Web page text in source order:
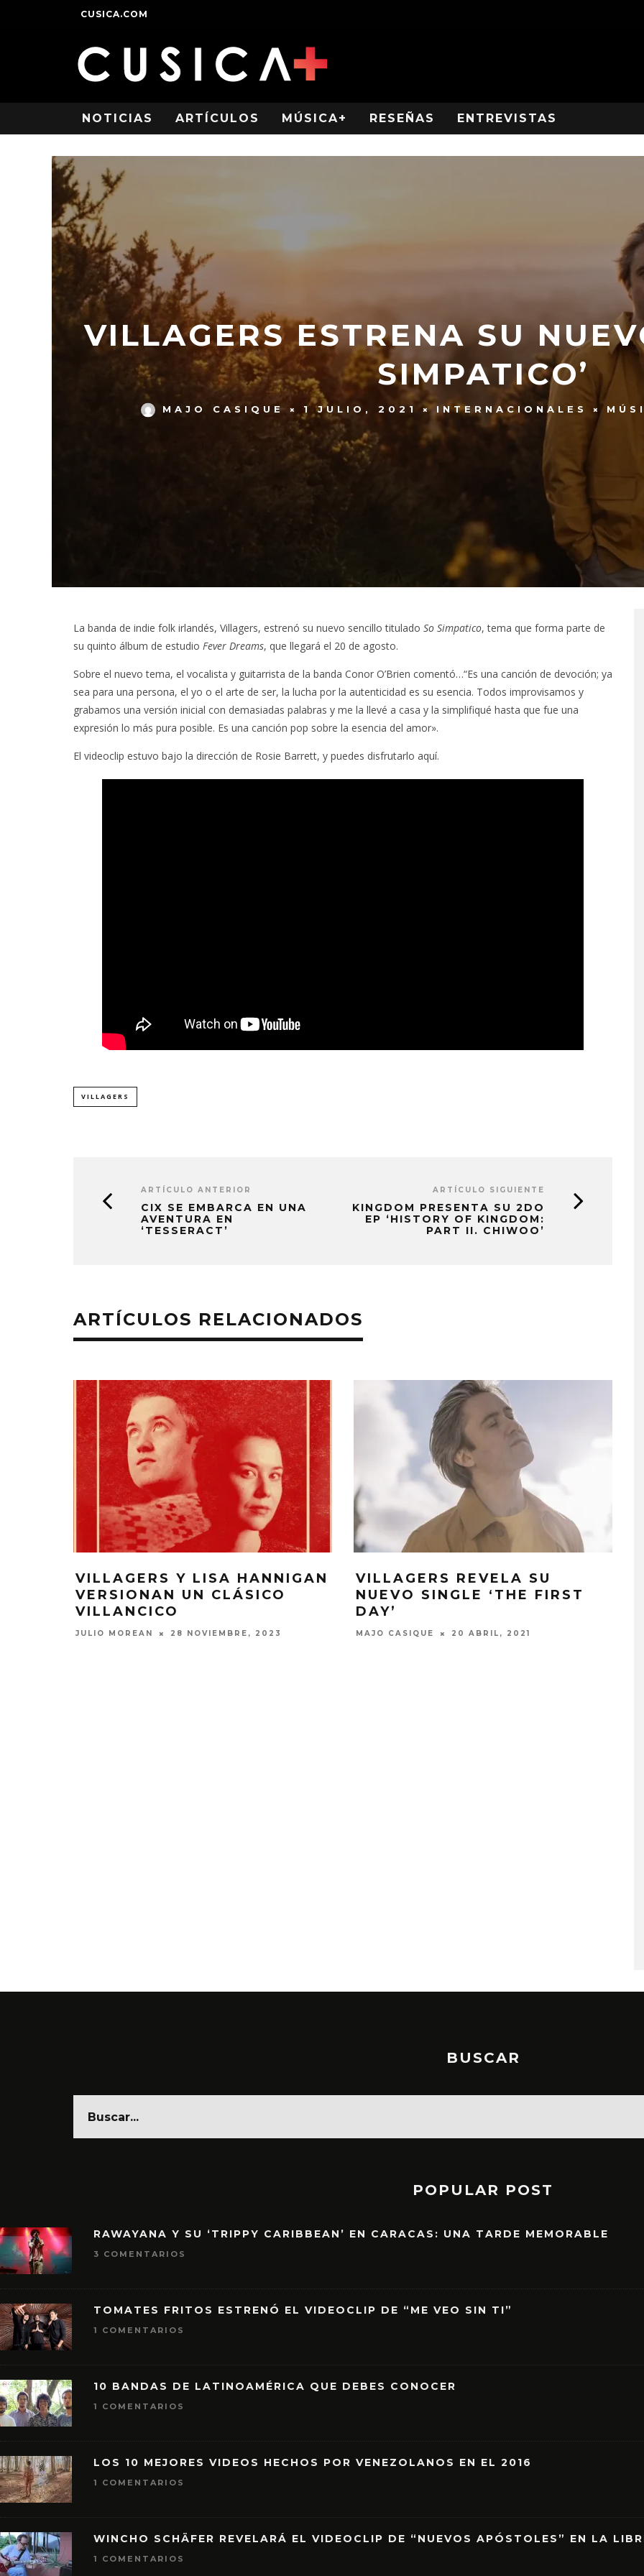
CUSICA.COM
NOTICIAS ARTÍCULOS MÚSICA+ RESEÑAS ENTREVISTAS
VILLAGERS ESTRENA SU
SIMPATICO’
MAJO CASIQUE 1 JULIO, 2021 INTERNACIONALES
La banda de indie folk irlandés, Villagers, estrenó su nuevo sencillo titulado So Simpatico, tema que forma parte de
su quinto álbum de estudio Fever Dreams, que llegará el 20 de agosto.
Sobre el nuevo tema, el vocalista y guitarrista de la banda Conor O’Brien comentó…“Es una canción de devoción; ya
sea para una persona, el yo o el arte de ser, la lucha por la autenticidad es su esencia. Todos improvisamos y
grabamos una versión inicial con demasiadas palabras y me la llevé a casa y la simplifiqué hasta que fue una
expresión lo más pura posible. Es una canción pop sobre la esencia del amor».
El videoclip estuvo bajo la dirección de Rosie Barrett, y puedes disfrutarlo aquí.
VILLAGERS
ARTÍCULO ANTERIOR
CIX SE EMBARCA EN UNA
AVENTURA EN
‘TESSERACT’
ARTÍCULO SIGUIENTE
KINGDOM PRESENTA SU 2DO
EP ‘HISTORY OF KINGDOM:
PART II. CHIWOO’
ARTÍCULOS RELACIONADOS
VILLAGERS Y LISA HANNIGAN
VERSIONAN UN CLÁSICO
VILLANCICO
JULIO MOREAN 28 NOVIEMBRE, 2023
VILLAGERS REVELA SU
NUEVO SINGLE ‘THE FIRST
DAY’
MAJO CASIQUE 20 ABRIL, 2021
BUSCAR
POPULAR POST
RAWAYANA Y SU ‘TRIPPY CARIBBEAN’ EN CARACAS: UNA TARDE MEMORABLE
3 COMENTARIOS
TOMATES FRITOS ESTRENÓ EL VIDEOCLIP DE “ME VEO SIN TI”
1 COMENTARIOS
10 BANDAS DE LATINOAMÉRICA QUE DEBES CONOCER
1 COMENTARIOS
LOS 10 MEJORES VIDEOS HECHOS POR VENEZOLANOS EN EL 2016
1 COMENTARIOS
WINCHO SCHÄFER REVELARÁ EL VIDEOCLIP DE “NUEVOS APÓSTOLES” EN LA
1 COMENTARIOS